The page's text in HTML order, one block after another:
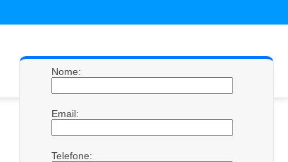
Nome:
Email:
Telefone: